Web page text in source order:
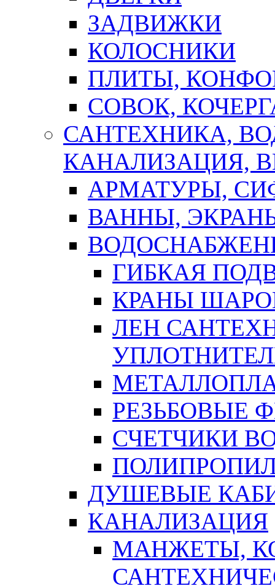
ЗАДВИЖКИ
КОЛОСНИКИ
ПЛИТЫ,
СОВОК,
САНТЕХНИКА,
КАНАЛИЗАЦИЯ,
АРМАТУРЫ,
ВАННЫ,
ГИБКАЯ
КРАНЫ
ЛЕН
РЕЗЬБОВЫЕ
СЧЕТЧИКИ
ДУШЕВЫЕ
КАНАЛИЗАЦИЯ
МАНЖЕТЫ,